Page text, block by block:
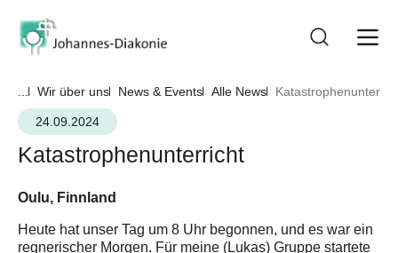
... Wir über uns News & Events Alle News
24.09.2024
Katastrophenunterricht
Oulu, Finnland
Heute hat unser Tag um 8 Uhr begonnen, und es war ein
regnerischer Morgen. Für meine (Lukas) Gruppe startete